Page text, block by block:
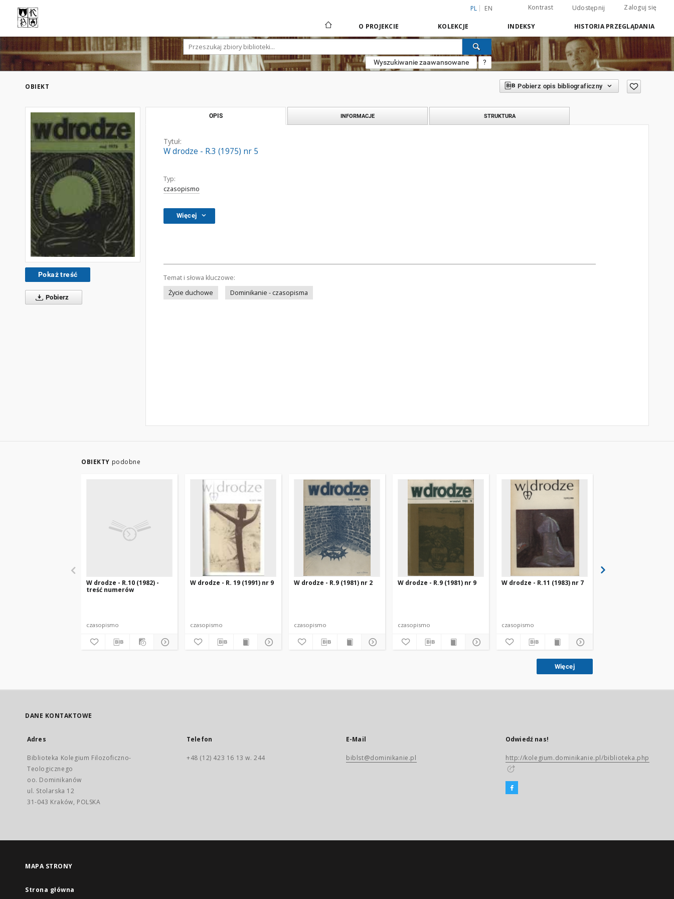
PL EN Kontrast Udostępnij Zaloguj się
O PROJEKCIE KOLEKCJE INDEKSY HISTORIA PRZEGLĄDANIA
Wyszukiwanie zaawansowane ?
OBIEKT Pobierz opis bibliograficzny
Pokaż treść
Pobierz
OPIS INFORMACJE STRUKTURA
Tytuł:
W drodze - R.3 (1975) nr 5
Typ:
czasopismo
Więcej
Temat i słowa kluczowe:
Życie duchowe
Dominikanie - czasopisma
OBIEKTY podobne
W drodze - R.10 (1982) -
treść numerów
czasopismo
W drodze - R. 19 (1991) nr 9
czasopismo
W drodze - R.9 (1981) nr 2
czasopismo
W drodze - R.9 (1981) nr 9
czasopismo
W drodze - R.11 (1983) nr 7
czasopismo
Więcej
DANE KONTAKTOWE
Adres
Biblioteka Kolegium Filozoficzno-
Teologicznego
oo. Dominikanów
ul. Stolarska 12
31-043 Kraków, POLSKA
Telefon
+48 (12) 423 16 13 w. 244
E-Mail
biblst@dominikanie.pl
Odwiedź nas!
http://kolegium.dominikanie.pl/biblioteka.php
MAPA STRONY
Strona główna